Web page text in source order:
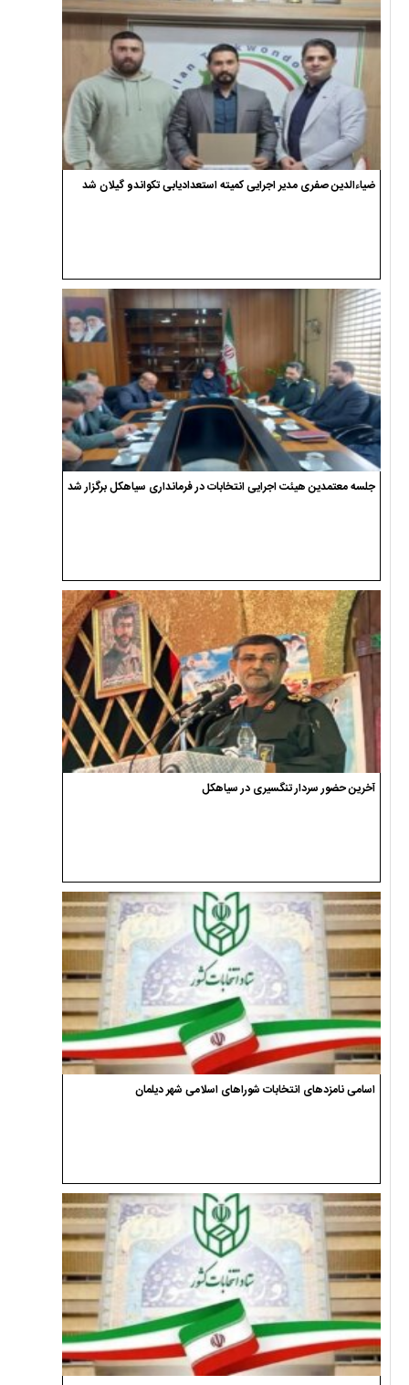
ضیاءالدین صفری مدیر اجرایی کمیته استعدادیابی تکواندو گیلان شد
جلسه معتمدین هیئت اجرایی انتخابات در فرمانداری سیاهکل برگزار شد
آخرین حضور سردار تنگسیری در سیاهکل
اسامی نامزدهای انتخابات شوراهای اسلامی شهر دیلمان